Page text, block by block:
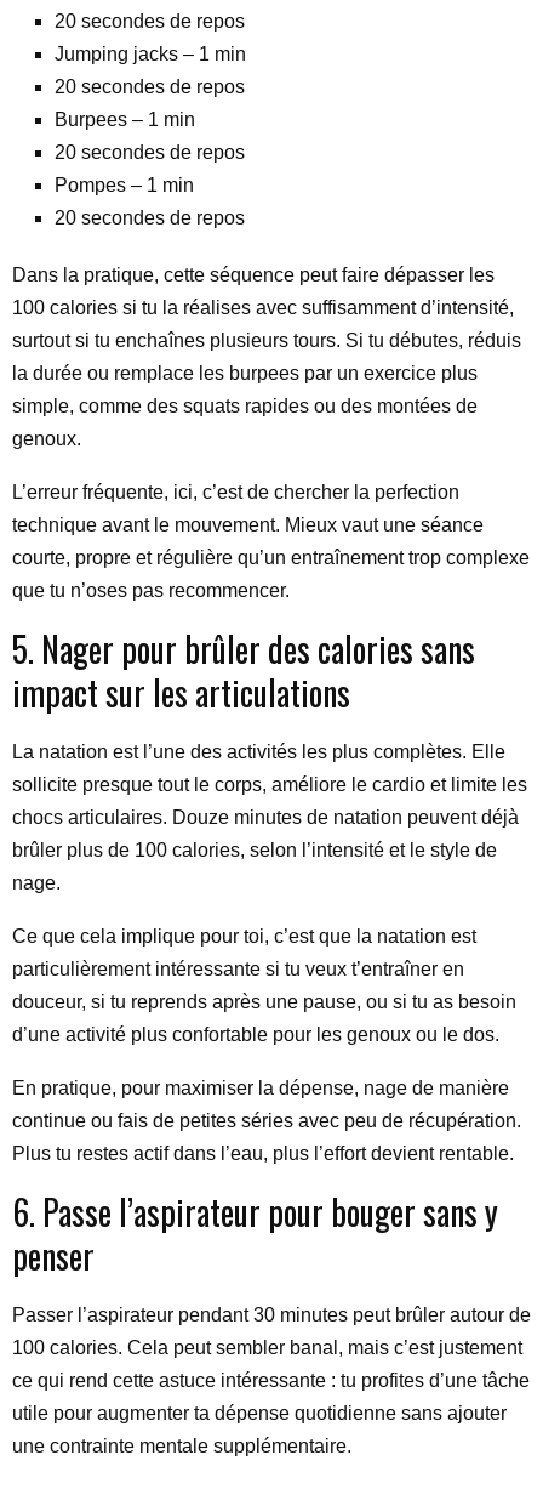
20 secondes de repos
Jumping jacks – 1 min
20 secondes de repos
Burpees – 1 min
20 secondes de repos
Pompes – 1 min
20 secondes de repos
Dans la pratique, cette séquence peut faire dépasser les
100 calories si tu la réalises avec suffisamment d’intensité,
surtout si tu enchaînes plusieurs tours. Si tu débutes, réduis
la durée ou remplace les burpees par un exercice plus
simple, comme des squats rapides ou des montées de
genoux.
L’erreur fréquente, ici, c’est de chercher la perfection
technique avant le mouvement. Mieux vaut une séance
courte, propre et régulière qu’un entraînement trop complexe
que tu n’oses pas recommencer.
5. Nager pour brûler des calories sans
impact sur les articulations
La natation est l’une des activités les plus complètes. Elle
sollicite presque tout le corps, améliore le cardio et limite les
chocs articulaires. Douze minutes de natation peuvent déjà
brûler plus de 100 calories, selon l’intensité et le style de
nage.
Ce que cela implique pour toi, c’est que la natation est
particulièrement intéressante si tu veux t’entraîner en
douceur, si tu reprends après une pause, ou si tu as besoin
d’une activité plus confortable pour les genoux ou le dos.
En pratique, pour maximiser la dépense, nage de manière
continue ou fais de petites séries avec peu de récupération.
Plus tu restes actif dans l’eau, plus l’effort devient rentable.
6. Passe l’aspirateur pour bouger sans y
penser
Passer l’aspirateur pendant 30 minutes peut brûler autour de
100 calories. Cela peut sembler banal, mais c’est justement
ce qui rend cette astuce intéressante : tu profites d’une tâche
utile pour augmenter ta dépense quotidienne sans ajouter
une contrainte mentale supplémentaire.